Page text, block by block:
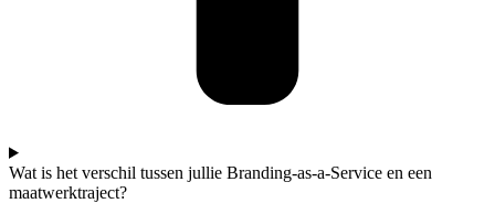
Wat is het verschil tussen jullie Branding-as-a-Service en een
maatwerktraject?